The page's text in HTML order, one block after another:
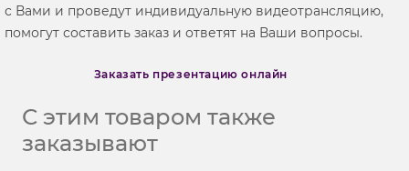
с Вами и проведут индивидуальную видеотрансляцию,
помогут составить заказ и ответят на Ваши вопросы.
Заказать презентацию онлайн
С этим товаром также
заказывают